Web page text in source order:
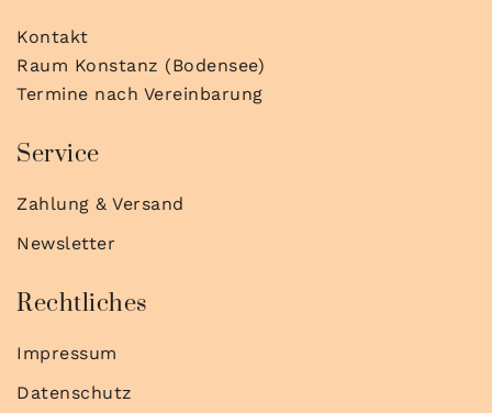
Kontakt
Raum Konstanz (Bodensee)
Termine nach Vereinbarung
Service
Zahlung & Versand
Newsletter
Rechtliches
Impressum
Datenschutz